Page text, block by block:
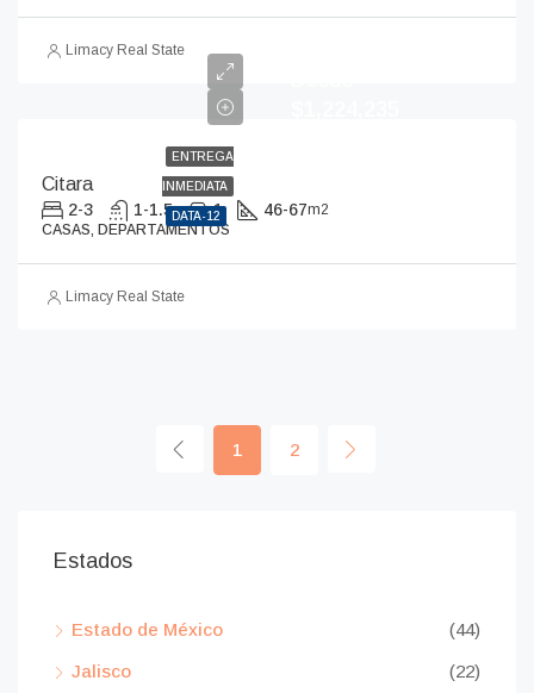
Limacy Real State
ENTREGA
INMEDIATA
DATA-12
Citara
2-3 1-1.5 1 46-67m2
CASAS, DEPARTAMENTOS
Limacy Real State
1 2
Estados
Estado de México (44)
Jalisco (22)